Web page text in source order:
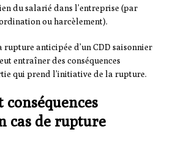
du salarié dans l’entreprise (par
ou harcèlement).
rupture anticipée d’un CDD saisonnier
entraîner des conséquences
qui prend l’initiative de la rupture.
cas de rupture